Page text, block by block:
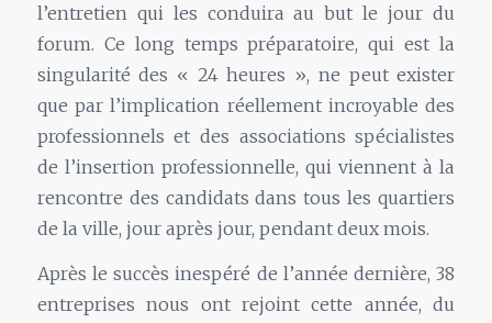
l’entretien qui les conduira au but le jour du
forum. Ce long temps préparatoire, qui est la
singularité des « 24 heures », ne peut exister
que par l’implication réellement incroyable des
professionnels et des associations spécialistes
de l’insertion professionnelle, qui viennent à la
rencontre des candidats dans tous les quartiers
de la ville, jour après jour, pendant deux mois.
Après le succès inespéré de l’année dernière, 38
entreprises nous ont rejoint cette année, du